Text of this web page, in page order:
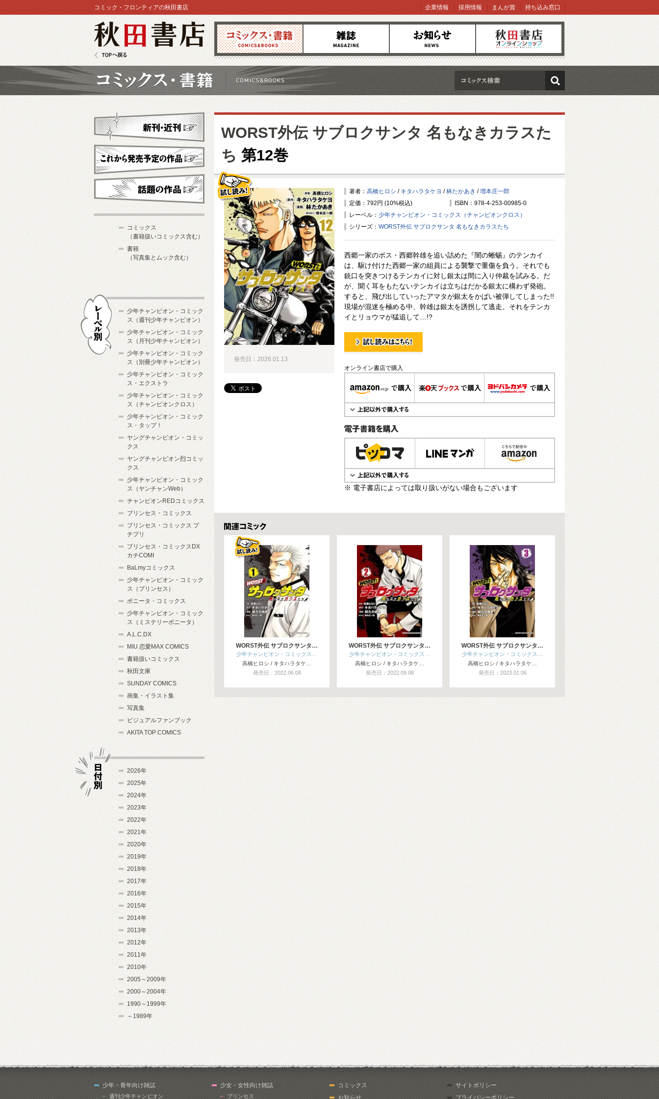
コミックス 雑誌 お知らせ オンラインショップ
コミック・フロンティアの秋田書店 企業情報 採用情報 まんが賞 持ち込み窓口
検索
WORST外伝 サブロクサンタ 名もなきカラスた
ち 第12巻
著者： 高橋ヒロシ / キタハラタケヨ /林たかあき /増本庄一郎
定価：792円 (10%税込)
ISBN：978-4-253-00985-0
レーベル： 少年チャンピオン・コミックス（チャンピオンクロス）
シリーズ： WORST外伝 サブロクサンタ 名もなきカラスたち
西郷一家のボス・西郷幹雄を追い詰めた『闇の蜥蜴』のテンカイ
は、駆け付けた西郷一家の組員による襲撃で重傷を負う。それでも
銃口を突きつけるテンカイに対し銀太は間に入り仲裁を試みる。だ
が、聞く耳をもたないテンカイは立ちはだかる銀太に構わず発砲。
すると、飛び出していったアマタが銀太をかばい被弾してしまった!!
現場が混迷を極める中、幹雄は銀太を誘拐して逃走。それをテンカ
イとリョウマが猛追して…!?
試し読み！
オンライン書店で購入
電子書籍で購入
※ 電子書店によっては取り扱いがない場合もございます
発売日：2026.01.13
関連コミックス
WORST外伝 サブロクサンタ…
少年チャンピオン・コミックス…
高橋ヒロシ / キタハラタケ…
発売日：2022.06.08
WORST外伝 サブロクサンタ…
少年チャンピオン・コミックス…
高橋ヒロシ / キタハラタケ…
発売日：2022.09.08
WORST外伝 サブロクサンタ…
少年チャンピオン・コミックス…
高橋ヒロシ / キタハラタケ…
発売日：2023.01.06
新刊・近刊
これから発売予定
コミックス
（書籍扱いコミックス含む）
書籍
（写真集とムック含む）
少年チャンピオン・コミック
ス（週刊少年チャンピオン）
少年チャンピオン・コミック
ス（月刊少年チャンピオン）
少年チャンピオン・コミック
ス（別冊少年チャンピオン）
少年チャンピオン・コミック
ス・エクストラ
少年チャンピオン・コミック
ス（チャンピオンクロス）
少年チャンピオン・コミック
ス・タップ！
ヤングチャンピオン・コミッ
クス
ヤングチャンピオン烈コミッ
クス
少年チャンピオン・コミック
ス（ヤンチャンWeb）
チャンピオンREDコミックス
プリンセス・コミックス
プリンセス・コミックス プ
チプリ
プリンセス・コミックスDX
カチCOMI
BaLmyコミックス
少年チャンピオン・コミック
ス（プリンセス）
ボニータ・コミックス
少年チャンピオン・コミック
ス（ミステリーボニータ）
A.L.C.DX
MIU 恋愛MAX COMICS
書籍扱いコミックス
秋田文庫
SUNDAY COMICS
画集・イラスト集
写真集
ビジュアルファンブック
AKITA TOP COMICS
2026年
2025年
2024年
2023年
2022年
2021年
2020年
2019年
2018年
2017年
2016年
2015年
2014年
2013年
2012年
2011年
2010年
2005～2009年
2000～2004年
1990～1999年
～1989年
少年・青年向け雑誌
週刊少年チャンピオン
少女・女性向け雑誌
プリンセス
コミックス
お知らせ
サイトポリシー
プライバシーポリシー